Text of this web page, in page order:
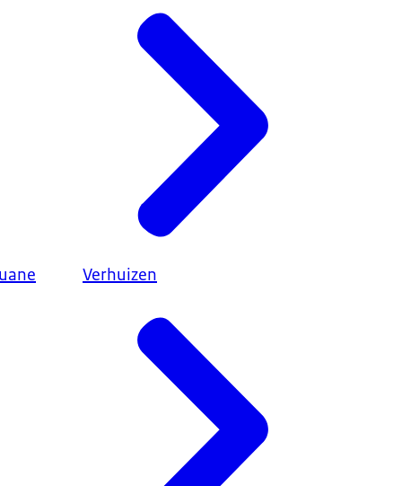
Verhuizen